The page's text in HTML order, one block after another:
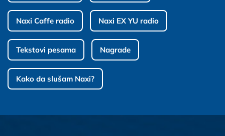
Naxi Caffe radio Naxi EX YU radio
Tekstovi pesama Nagrade
Kako da slušam Naxi?